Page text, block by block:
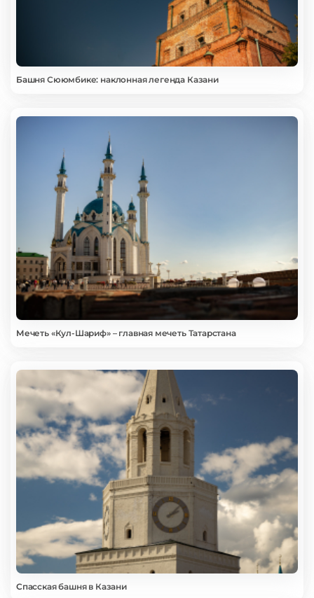
Башня Сююмбике: наклонная легенда Казани
Мечеть «Кул-Шариф» – главная мечеть Татарстана
Спасская башня в Казани